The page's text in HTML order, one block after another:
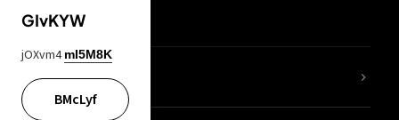
KIjvtr
GIvKYW
jOXvm4 mI5M8K
BMcLyf